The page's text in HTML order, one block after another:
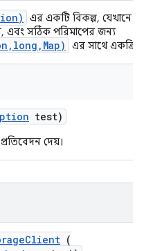
এর একটি বিকল্প, যেখানে
সঠিক পরিমাপের জন্য
এর সাথে
test)
দেয়।
Client (